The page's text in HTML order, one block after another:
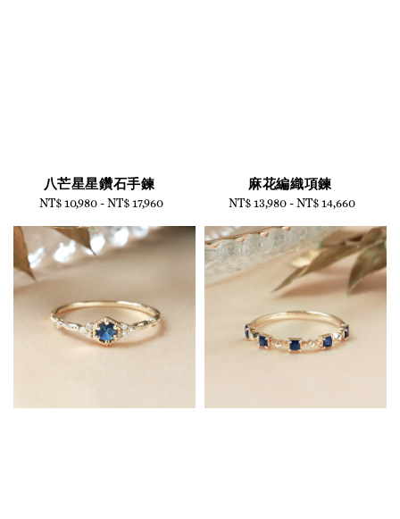
八芒星星鑽石手鍊
Regular
NT$ 10,980-NT$ 17,960
麻花編織項鍊
Regular
NT$ 13,980 -NT$ 14,660